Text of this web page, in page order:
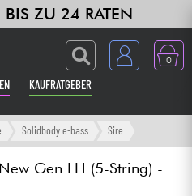
ZU 24 RATEN
0
KAUFRATGEBER
Solidbody e-bass Sire
Gen LH (5-String) -